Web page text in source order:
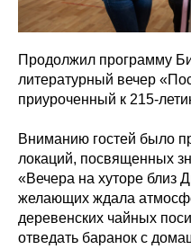
Продолжил программу
литературный вечер
приуроченный к 215-
Вниманию гостей было
локаций, посвященных
«Вечера на хуторе близ
желающих ждала
деревенских чайных
отведать баранок с